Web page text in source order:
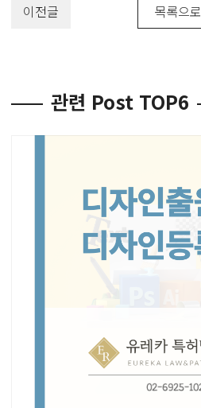
이전글 목록으로
관련 Post TOP6